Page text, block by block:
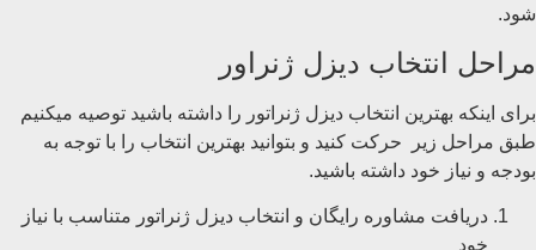
شود.
مراحل انتخاب دیزل ژنراور
برای اینکه بهترین انتخاب دیزل ژنراتور را داشته باشید توصیه میکنیم
طبق مراحل زیر حرکت کنید و بتوانید بهترین انتخاب را با توجه به
بودجه و نیاز خود داشته باشید.
دریافت مشاوره رایگان و انتخاب دیزل ژنراتور متناسب با نیاز
خود